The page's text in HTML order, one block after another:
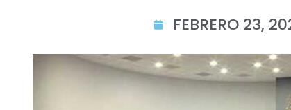
FEBRERO 23,